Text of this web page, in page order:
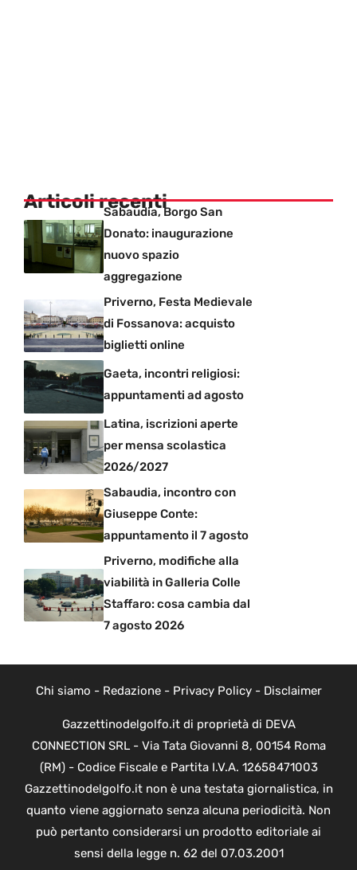
Articoli recenti
Sabaudia, Borgo San
Donato: inaugurazione
nuovo spazio
aggregazione
Priverno, Festa Medievale
di Fossanova: acquisto
biglietti online
Gaeta, incontri religiosi:
appuntamenti ad agosto
Latina, iscrizioni aperte
per mensa scolastica
2026/2027
Sabaudia, incontro con
Giuseppe Conte:
appuntamento il 7 agosto
Priverno, modifiche alla
viabilità in Galleria Colle
Staffaro: cosa cambia dal
7 agosto 2026
Chi siamo - Redazione- Privacy Policy- Disclaimer
Gazzettinodelgolfo.it di proprietà di DEVA
CONNECTION SRL - Via Tata Giovanni 8, 00154 Roma
(RM) - Codice Fiscale e Partita I.V.A. 12658471003
Gazzettinodelgolfo.it non è una testata giornalistica, in
quanto viene aggiornato senza alcuna periodicità. Non
può pertanto considerarsi un prodotto editoriale ai
sensi della legge n. 62 del 07.03.2001